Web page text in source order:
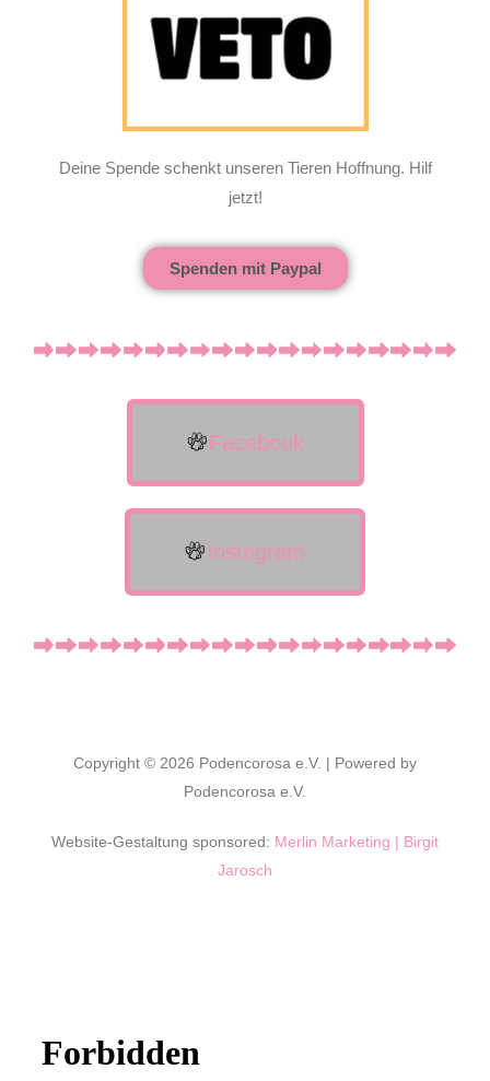
Deine Spende schenkt unseren Tieren Hoffnung. Hilf
jetzt!
Spenden mit Paypal
Facebook
Instagram
Copyright © 2026 Podencorosa e.V. | Powered by
Podencorosa e.V.
Website-Gestaltung sponsored: Merlin Marketing | Birgit
Jarosch